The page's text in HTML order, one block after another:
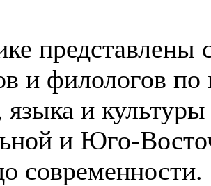
представлены
и филологов
языка и
и Юго-
современности.